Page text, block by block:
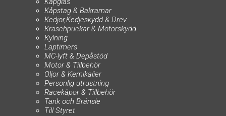
Kåpstag & Bakramar
Kedjor,Kedjeskydd & Drev
Kraschpuckar & Motorskydd
Kylning
Laptimers
MC-lyft & Depåstöd
Motor & Tillbehör
Oljor & Kemikalier
Personlig utrustning
Racekåpor & Tillbehör
Tank och Bränsle
Till Styret